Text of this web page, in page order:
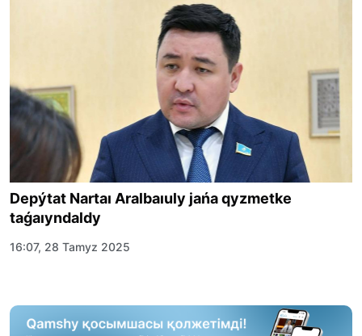
Depýtat Nartaı Aralbaıuly jańa qyzmetke
taǵaıyndaldy
16:07, 28 Tamyz 2025